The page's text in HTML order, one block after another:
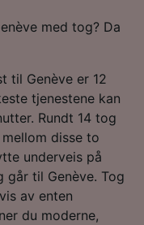
med tog? Da
til Genève er 12
tjenestene kan
Rundt 14 tog
disse to
underveis på
går til Genève. Tog
av enten
du moderne,